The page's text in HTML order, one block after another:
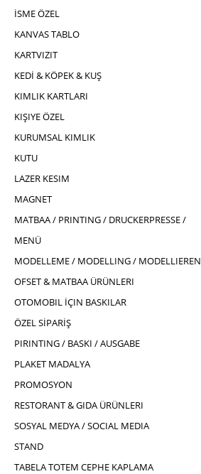
İSME ÖZEL
KANVAS TABLO
KARTVIZIT
KEDİ & KÖPEK & KUŞ
KIMLIK KARTLARI
KIŞIYE ÖZEL
KURUMSAL KIMLIK
KUTU
LAZER KESIM
MAGNET
MATBAA / PRINTING / DRUCKERPRESSE /
MENÜ
MODELLEME / MODELLING / MODELLIEREN
OFSET & MATBAA ÜRÜNLERI
OTOMOBIL İÇIN BASKILAR
ÖZEL SİPARİŞ
PIRINTING / BASKI / AUSGABE
PLAKET MADALYA
PROMOSYON
RESTORANT & GIDA ÜRÜNLERI
SOSYAL MEDYA / SOCIAL MEDIA
STAND
TABELA TOTEM CEPHE KAPLAMA